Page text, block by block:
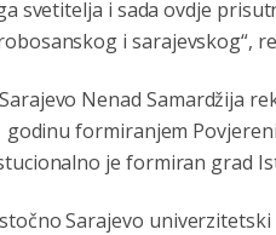
svetitelja i sada ovdje
i sarajevskog“,
Nenad Samardžija
formiranjem
je formiran grad
Sarajevo